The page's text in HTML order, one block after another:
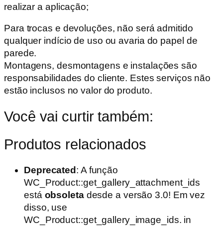
realizar a aplicação;
Para trocas e devoluções, não será admitido
qualquer indício de uso ou avaria do papel de
parede.
Montagens, desmontagens e instalações são
responsabilidades do cliente. Estes serviços não
estão inclusos no valor do produto.
Você vai curtir também:
Produtos relacionados
Deprecated : A função
WC_Product::get_gallery_attachment_ids
está obsoletadesde a versão 3.0! Em vez
disso, use
WC_Product::get_gallery_image_ids. in